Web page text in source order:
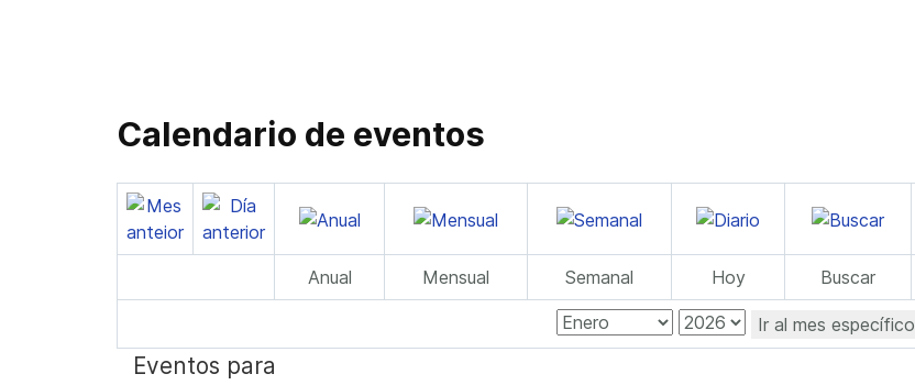
Calendario de eventos
Anual Mensual Semanal Hoy Buscar
Ir al mes específico
Eventos para